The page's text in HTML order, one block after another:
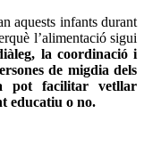
aquests infants durant
l’alimentació sigui
la coordinació i
de migdia dels
pot facilitar vetllar
educatiu o no.